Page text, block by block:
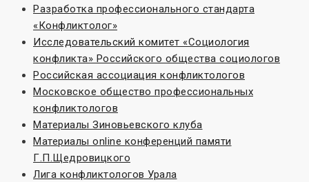
Разработка профессионального стандарта
«Конфликтолог»
Исследовательский комитет «Социoлогия
конфликта» Российского общества социологов
Российская ассоциация конфликтологов
Московское общество профессиональных
конфликтологов
Материалы Зиновьевского клуба
Материалы online конференций памяти
Г.П.Щедровицкого
Лига конфликтологов Урала